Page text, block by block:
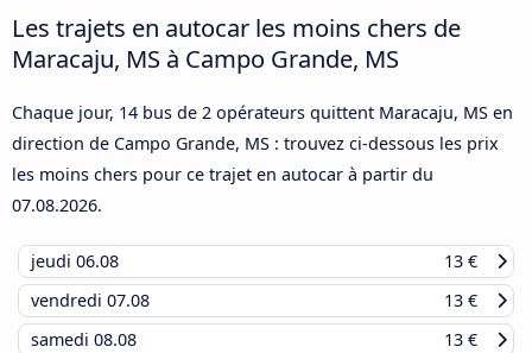
Les trajets en autocar les moins chers de
Maracaju, MS à Campo Grande, MS
Chaque jour, 14 bus de 2 opérateurs quittent Maracaju, MS en
direction de Campo Grande, MS : trouvez ci-dessous les prix
les moins chers pour ce trajet en autocar à partir du
07.08.2026.
jeudi 06.08
13 €
vendredi 07.08
13 €
samedi 08.08
13 €